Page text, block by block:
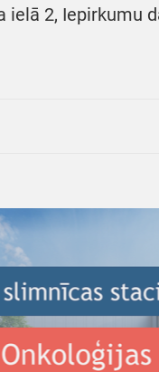
ielā 2, Iepirkumu